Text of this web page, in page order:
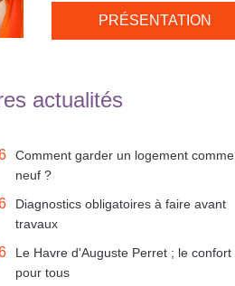
PRÉSENTATION
actualités
Comment garder un logement comme
neuf ?
Diagnostics obligatoires à faire avant
travaux
Le Havre d'Auguste Perret ; le confort
pour tous